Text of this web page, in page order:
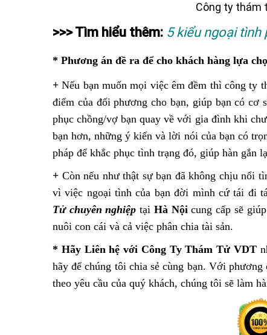
Công ty thám
>>> Tìm hiểu thêm: 5 kiểu ngoại tình
* Phương án đề ra để cho khách hàng lựa
+ Nếu bạn muốn mọi việc êm đềm thì công ty
điểm của đối phương cho bạn, giúp bạn có cơ
phục chồng/vợ bạn quay về với gia đình khi
bạn hơn, những ý kiến và lời nói của bạn có
pháp để khắc phục tình trạng đó, giúp hàn gắn
+ Còn nếu như thật sự bạn đã không chịu nổi
vì việc ngoại tình của bạn đời mình cứ tái đi
Tử chuyên nghiệp tại Hà Nộicung cấp sẽ
nuôi con cái và cả việc phân chia tài sản.
* Hãy Liên hệ với Công Ty Thám Tử VDT
hãy để chúng tôi chia sẻ cùng bạn. Với
theo yêu cầu của quý khách, chúng tôi sẽ làm